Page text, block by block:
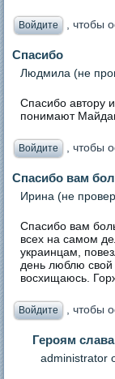
Войдите , чтобы
Спасибо
Людмила (не
Спасибо автору
понимают
Войдите , чтобы
Спасибо вам
Ирина (не
Спасибо вам
всех на самом
украинцам,
день люблю
восхищаюсь.
Войдите , чтобы
Героям
administrator